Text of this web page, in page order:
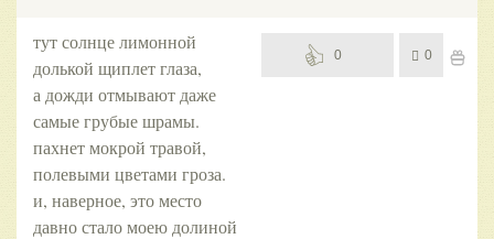
тут солнце лимонной
долькой щиплет глаза,
а дожди отмывают даже
самые грубые шрамы.
пахнет мокрой травой,
полевыми цветами гроза.
и, наверное, это место
давно стало моею долиной
0 0